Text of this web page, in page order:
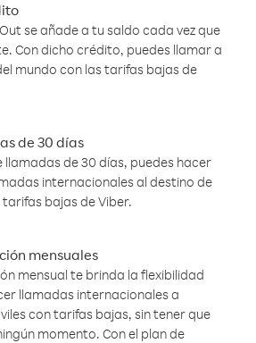
se añade a tu saldo cada vez que
Con dicho crédito, puedes llamar a
mundo con las tarifas bajas de
de 30 días
llamadas de 30 días, puedes hacer
internacionales al destino de
bajas de Viber.
mensuales
mensual te brinda la flexibilidad
llamadas internacionales a
con tarifas bajas, sin tener que
momento. Con el plan de